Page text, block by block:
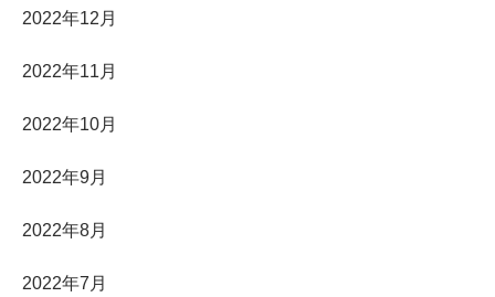
2022年12月
2022年11月
2022年10月
2022年9月
2022年8月
2022年7月